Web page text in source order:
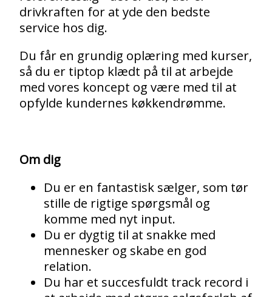
drivkraften for at yde den bedste
service hos dig.
Du får en grundig oplæring med kurser,
så du er tiptop klædt på til at arbejde
med vores koncept og være med til at
opfylde kundernes køkkendrømme.
Om dig
Du er en fantastisk sælger, som tør
stille de rigtige spørgsmål og
komme med nyt input.
Du er dygtig til at snakke med
mennesker og skabe en god
relation.
Du har et succesfuldt track record i